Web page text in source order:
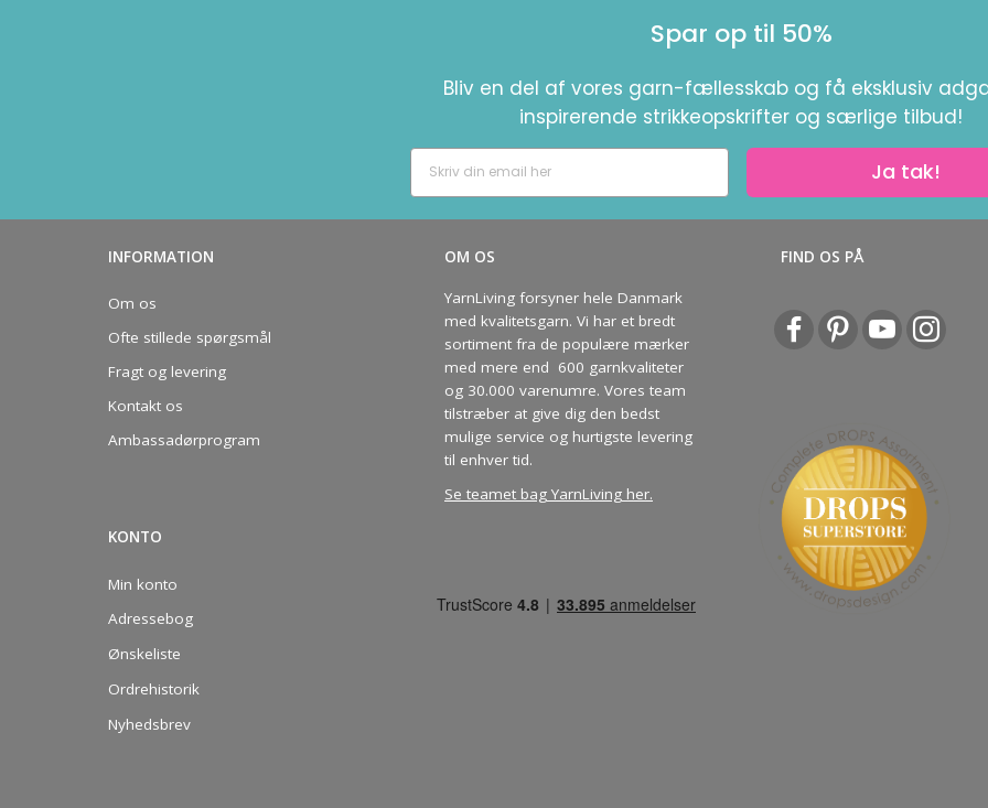
Spar op til 50%
Bliv en del af vores garn-fællesskab og få eksklusiv
inspirerende strikkeopskrifter og særlige tilbud!
Ja tak!
INFORMATION
Om os
Ofte stillede spørgsmål
Fragt og levering
Kontakt os
Ambassadørprogram
KONTO
Min konto
Adressebog
Ønskeliste
Ordrehistorik
Nyhedsbrev
OM OS
YarnLiving forsyner hele Danmark
med kvalitetsgarn. Vi har et bredt
sortiment fra de populære mærker
med mere end 600 garnkvaliteter
og 30.000 varenumre. Vores team
tilstræber at give dig den bedst
mulige service og hurtigste levering
til enhver tid.
Se teamet bag YarnLiving her.
FIND OS PÅ